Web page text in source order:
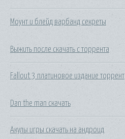
Моунт и блейд варбанд секреты
Выжить после скачать с торрента
Fallout 3 платиновое издание торрент
Dan the man скачать
Акулы игры скачать на андроид